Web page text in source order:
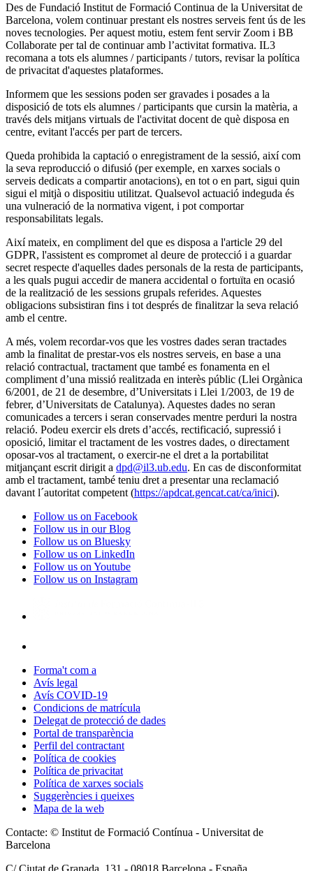
Des de Fundació Institut de Formació Continua de la Universitat de
Barcelona, volem continuar prestant els nostres serveis fent ús de les
noves tecnologies. Per aquest motiu, estem fent servir Zoom i BB
Collaborate per tal de continuar amb l’activitat formativa. IL3
recomana a tots els alumnes / participants / tutors, revisar la política
de privacitat d'aquestes plataformes.
Informem que les sessions poden ser gravades i posades a la
disposició de tots els alumnes / participants que cursin la matèria, a
través dels mitjans virtuals de l'activitat docent de què disposa en
centre, evitant l'accés per part de tercers.
Queda prohibida la captació o enregistrament de la sessió, així com
la seva reproducció o difusió (per exemple, en xarxes socials o
serveis dedicats a compartir anotacions), en tot o en part, sigui quin
sigui el mitjà o dispositiu utilitzat. Qualsevol actuació indeguda és
una vulneració de la normativa vigent, i pot comportar
responsabilitats legals.
Així mateix, en compliment del que es disposa a l'article 29 del
GDPR, l'assistent es compromet al deure de protecció i a guardar
secret respecte d'aquelles dades personals de la resta de participants,
a les quals pugui accedir de manera accidental o fortuïta en ocasió
de la realització de les sessions grupals referides. Aquestes
obligacions subsistiran fins i tot després de finalitzar la seva relació
amb el centre.
A més, volem recordar-vos que les vostres dades seran tractades
amb la finalitat de prestar-vos els nostres serveis, en base a una
relació contractual, tractament que també es fonamenta en el
compliment d’una missió realitzada en interès públic (Llei Orgànica
6/2001, de 21 de desembre, d’Universitats i Llei 1/2003, de 19 de
febrer, d’Universitats de Catalunya). Aquestes dades no seran
comunicades a tercers i seran conservades mentre perduri la nostra
relació. Podeu exercir els drets d’accés, rectificació, supressió i
oposició, limitar el tractament de les vostres dades, o directament
oposar-vos al tractament, o exercir-ne el dret a la portabilitat
mitjançant escrit dirigit a dpd@il3.ub.edu. En cas de disconformitat
amb el tractament, també teniu dret a presentar una reclamació
davant l´autoritat competent (https://apdcat.gencat.cat/ca/inici).
Follow us on Facebook
Follow us in our Blog
Follow us on Bluesky
Follow us on LinkedIn
Follow us on Youtube
Follow us on Instagram
Forma't com a
Avís legal
Avís COVID-19
Condicions de matrícula
Delegat de protecció de dades
Portal de transparència
Perfil del contractant
Política de cookies
Política de privacitat
Política de xarxes socials
Suggerències i queixes
Mapa de la web
Contacte: © Institut de Formació Contínua - Universitat de
Barcelona
C/ Ciutat de Granada, 131 - 08018 Barcelona - España